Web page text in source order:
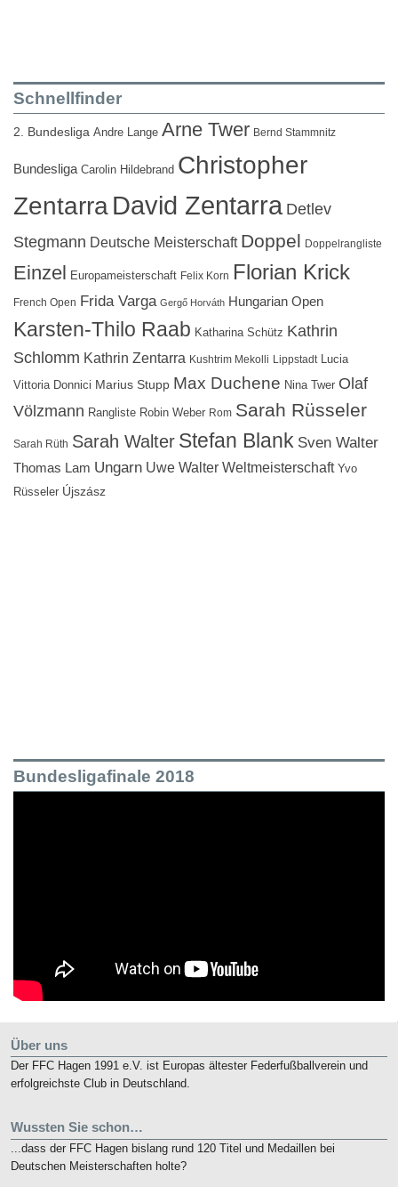
Schnellfinder
2. Bundesliga Andre Lange Arne Twer Bernd Stammnitz
Bundesliga Carolin Hildebrand Christopher
ZentarraDavid Zentarra Detlev
Stegmann Deutsche Meisterschaft Doppel Doppelrangliste
Einzel Europameisterschaft Felix Korn Florian Krick
French Open Frida Varga Gergő Horváth Hungarian Open
Karsten-Thilo Raab Katharina Schütz Kathrin
Schlomm Kathrin Zentarra Kushtrim Mekolli Lippstadt Lucia
Vittoria Donnici Marius Stupp Max Duchene Nina Twer Olaf
Völzmann Rangliste Robin Weber Rom Sarah Rüsseler
Sarah Rüth Sarah Walter Stefan Blank Sven Walter
Thomas Lam Ungarn Uwe Walter Weltmeisterschaft Yvo
Rüsseler Újszász
Bundesligafinale 2018
Über uns
Der FFC Hagen 1991 e.V. ist Europas ältester Federfußballverein und
erfolgreichste Club in Deutschland.
Wussten Sie schon…
...dass der FFC Hagen bislang rund 120 Titel und Medaillen bei
Deutschen Meisterschaften holte?